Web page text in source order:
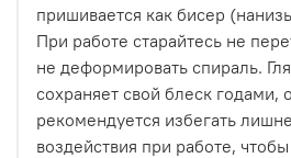
пришивается как бисер
При работе старайтесь не
не деформировать спираль.
сохраняет свой блеск годами,
рекомендуется избегать
воздействия при работе,